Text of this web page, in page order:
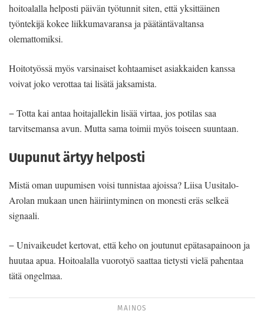
hoitoalalla helposti päivän työtunnit siten, että yksittäinen
työntekijä kokee liikkumavaransa ja päätäntävaltansa
olemattomiksi.
Hoitotyössä myös varsinaiset kohtaamiset asiakkaiden kanssa
voivat joko verottaa tai lisätä jaksamista.
− Totta kai antaa hoitajallekin lisää virtaa, jos potilas saa
tarvitsemansa avun. Mutta sama toimii myös toiseen suuntaan.
Uupunut ärtyy helposti
Mistä oman uupumisen voisi tunnistaa ajoissa? Liisa Uusitalo-
Arolan mukaan unen häiriintyminen on monesti eräs selkeä
signaali.
− Univaikeudet kertovat, että keho on joutunut epätasapainoon ja
huutaa apua. Hoitoalalla vuorotyö saattaa tietysti vielä pahentaa
tätä ongelmaa.
MAINOS